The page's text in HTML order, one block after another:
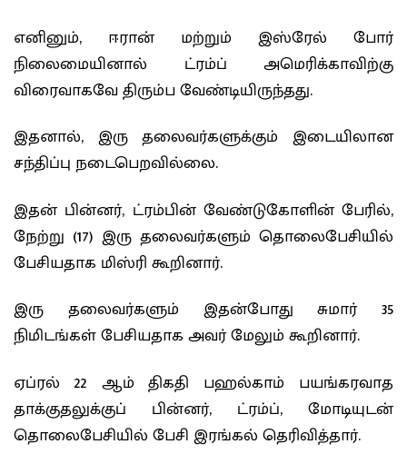
எனினும், ஈரான் மற்றும் இஸ்ரேல் போர்
நிலைமையினால் ட்ரம்ப் அமெரிக்காவிற்கு
விரைவாகவே திரும்ப வேண்டியிருந்தது.
இதனால், இரு தலைவர்களுக்கும் இடையிலான
சந்திப்பு நடைபெறவில்லை.
இதன் பின்னர், ட்ரம்பின் வேண்டுகோளின் பேரில்,
நேற்று (17) இரு தலைவர்களும் தொலைபேசியில்
பேசியதாக மிஸ்ரி கூறினார்.
இரு தலைவர்களும் இதன்போது சுமார் 35
நிமிடங்கள் பேசியதாக அவர் மேலும் கூறினார்.
ஏப்ரல் 22 ஆம் திகதி பஹல்காம் பயங்கரவாத
தாக்குதலுக்குப் பின்னர், ட்ரம்ப், மோடியுடன்
தொலைபேசியில் பேசி இரங்கல் தெரிவித்தார்.